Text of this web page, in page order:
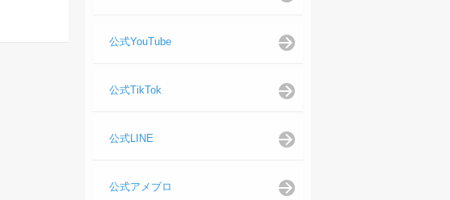
公式YouTube
公式TikTok
公式LINE
公式アメブロ